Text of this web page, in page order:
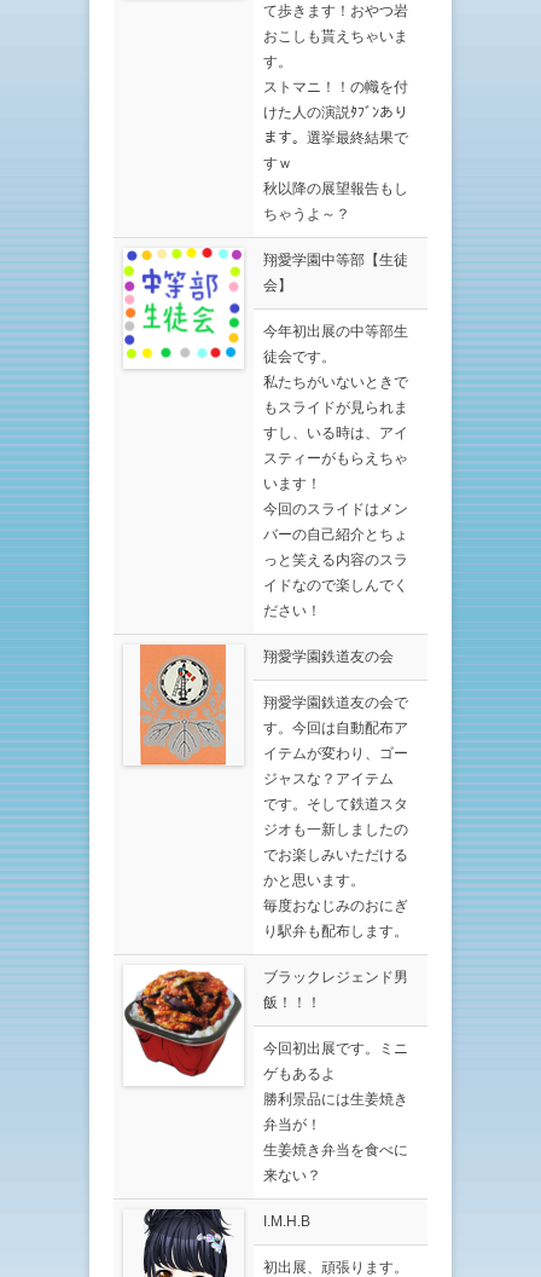
て歩きます！おやつ岩
おこしも貰えちゃいま
す。
ストマニ！！の幟を付
けた人の演説ﾀﾌﾞﾝあり
ます。選挙最終結果で
すｗ
秋以降の展望報告もし
ちゃうよ～？
翔愛学園中等部【生徒
会】
今年初出展の中等部生
徒会です。
私たちがいないときで
もスライドが見られま
すし、いる時は、アイ
スティーがもらえちゃ
います！
今回のスライドはメン
バーの自己紹介とちょ
っと笑える内容のスラ
イドなので楽しんでく
ださい！
翔愛学園鉄道友の会
翔愛学園鉄道友の会で
す。今回は自動配布ア
イテムが変わり、ゴー
ジャスな？アイテム
です。そして鉄道スタ
ジオも一新しましたの
でお楽しみいただける
かと思います。
毎度おなじみのおにぎ
り駅弁も配布します。
ブラックレジェンド男
飯！！！
今回初出展です。ミニ
ゲもあるよ
勝利景品には生姜焼き
弁当が！
生姜焼き弁当を食べに
来ない？
I.M.H.B
初出展、頑張ります。